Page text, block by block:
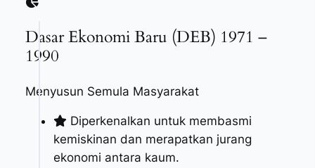
Dasar Ekonomi Baru (DEB) 1971 –
1990
Menyusun Semula Masyarakat
Diperkenalkan untuk membasmi
kemiskinan dan merapatkan jurang
ekonomi antara kaum.